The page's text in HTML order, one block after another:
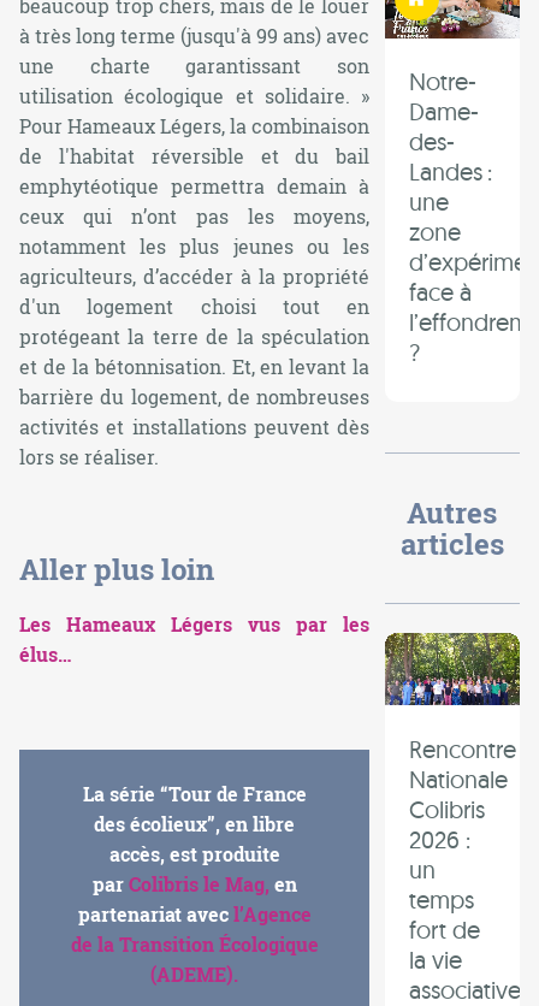
beaucoup trop chers, mais de le louer
à très long terme (jusqu'à 99 ans) avec
une charte garantissant son
utilisation écologique et solidaire. »
Pour Hameaux Légers, la combinaison
de l'habitat réversible et du bail
emphytéotique permettra demain à
ceux qui n’ont pas les moyens,
notamment les plus jeunes ou les
agriculteurs, d’accéder à la propriété
d'un logement choisi tout en
protégeant la terre de la spéculation
et de la bétonnisation. Et, en levant la
barrière du logement, de nombreuses
activités et installations peuvent dès
lors se réaliser.
Aller plus loin
Les Hameaux Légers vus par les
élus…
La série “Tour de France
des écolieux”, en libre
accès, est produite
parColibris le Mag, en
partenariat avecl’Agence
de la Transition Écologique
(ADEME).
Notre-
Dame-
des-
Landes :
une
zone
face à
?
Autres
articles
Rencontre
Nationale
Colibris
2026 :
un
temps
fort de
la vie
associative